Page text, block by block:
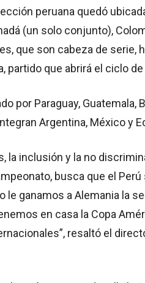
peruana quedó
(un solo conjunto),
que son cabeza de serie,
partido que abrirá el ciclo
por Paraguay, Guatemala,
Argentina, México y
la inclusión y la no
busca que el Perú
le ganamos a Alemania la
en casa la Copa
resaltó el